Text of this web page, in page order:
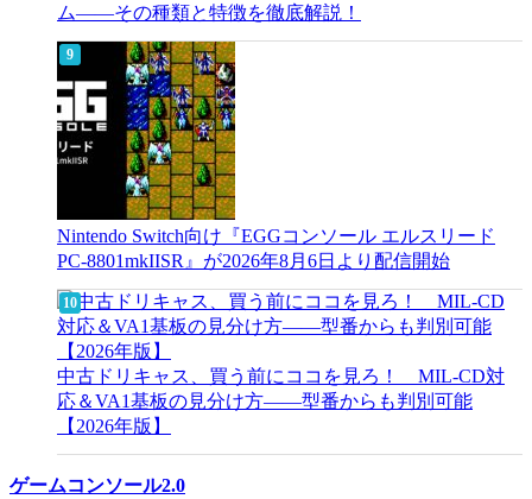
ム――その種類と特徴を徹底解説！
Nintendo Switch向け『EGGコンソール エルスリード
PC-8801mkIISR』が2026年8月6日より配信開始
中古ドリキャス、買う前にココを見ろ！ MIL-CD対
応＆VA1基板の見分け方——型番からも判別可能
【2026年版】
ゲームコンソール2.0